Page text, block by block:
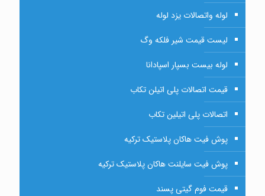
لوله واتصالات یزد لوله
لیست قیمت شیر فلکه وگ
لوله بیست بسپار اسپادانا
قیمت اتصالات پلی اتیلن تکاب
اتصالات پلی اتیلین تکاب
پوش فیت هاکان پلاستیک ترکیه
پوش فیت سایلنت هاکان پلاستیک ترکیه
قیمت فوم گیتی پسند